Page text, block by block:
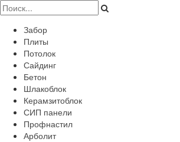
Забор
Плиты
Потолок
Сайдинг
Бетон
Шлакоблок
Керамзитоблок
СИП панели
Профнастил
Арболит